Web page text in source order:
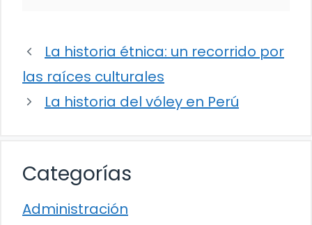
La historia étnica: un recorrido por
las raíces culturales
La historia del vóley en Perú
Categorías
Administración